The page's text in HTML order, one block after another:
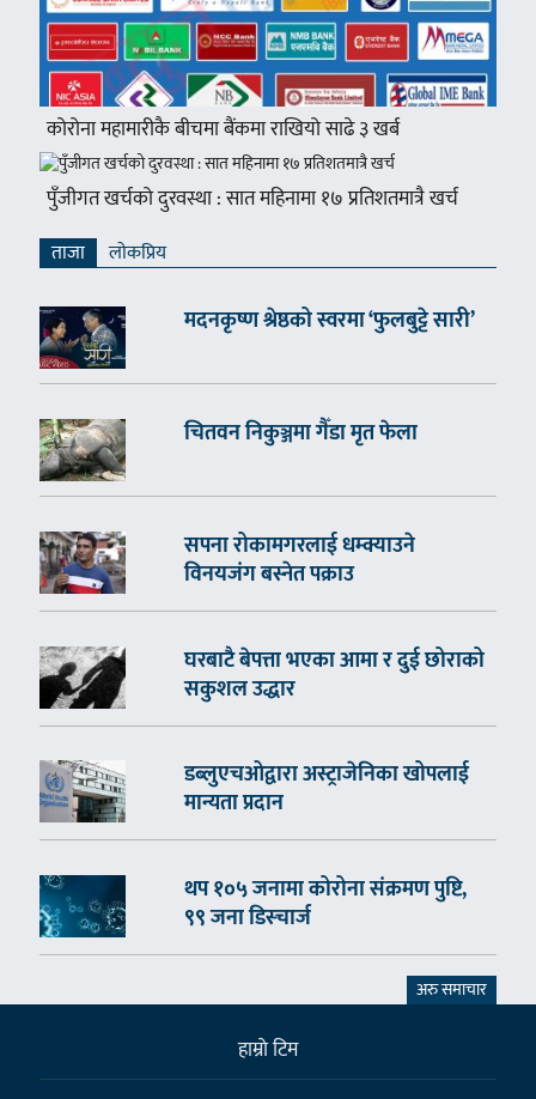
कोरोना महामारीकै बीचमा बैंकमा राखियो साढे ३ खर्ब
पुँजीगत खर्चको दुरवस्था : सात महिनामा १७ प्रतिशतमात्रै खर्च
ताजा लाेकप्रिय
मदनकृष्ण श्रेष्ठको स्वरमा ‘फुलबुट्टे सारी’
चितवन निकुञ्जमा गैँडा मृत फेला
सपना रोकामगरलाई धम्क्याउने
विनयजंग बस्नेत पक्राउ
घरबाटै बेपत्ता भएका आमा र दुई छोराको
सकुशल उद्धार
डब्लुएचओद्वारा अस्ट्राजेनिका खोपलाई
मान्यता प्रदान
थप १०५ जनामा कोरोना संक्रमण पुष्टि,
९९ जना डिस्चार्ज
अरु समाचार
हाम्राे टिम